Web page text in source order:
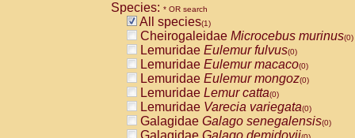
Species: * OR search
All species(1)
Cheirogaleidae Microcebus murinus(0)
Lemuridae Eulemur fulvus(0)
Lemuridae Eulemur macaco(0)
Lemuridae Eulemur mongoz(0)
Lemuridae Lemur catta(0)
Lemuridae Varecia variegata(0)
Galagidae Galago senegalensis(0)
Galagidae Galago demidovii